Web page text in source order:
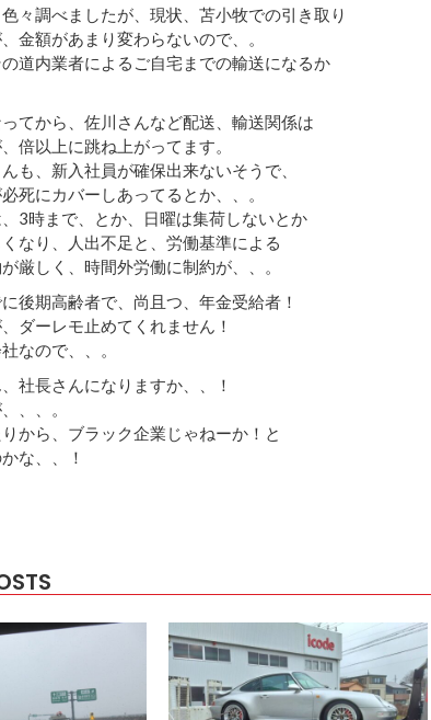
々調べましたが、現状、苫小牧での引き取り
金額があまり変わらないので、。
道内業者によるご自宅までの輸送になるか
てから、佐川さんなど配送、輸送関係は
倍以上に跳ね上がってます。
も、新入社員が確保出来ないそうで、
死にカバーしあってるとか、、。
3時まで、とか、日曜は集荷しないとか
なり、人出不足と、労働基準による
厳しく、時間外労働に制約が、、。
後期高齢者で、尚且つ、年金受給者！
ダーレモ止めてくれません！
なので、、。
社長さんになりますか、、！
、、。
から、ブラック企業じゃねーか！と
な、、！